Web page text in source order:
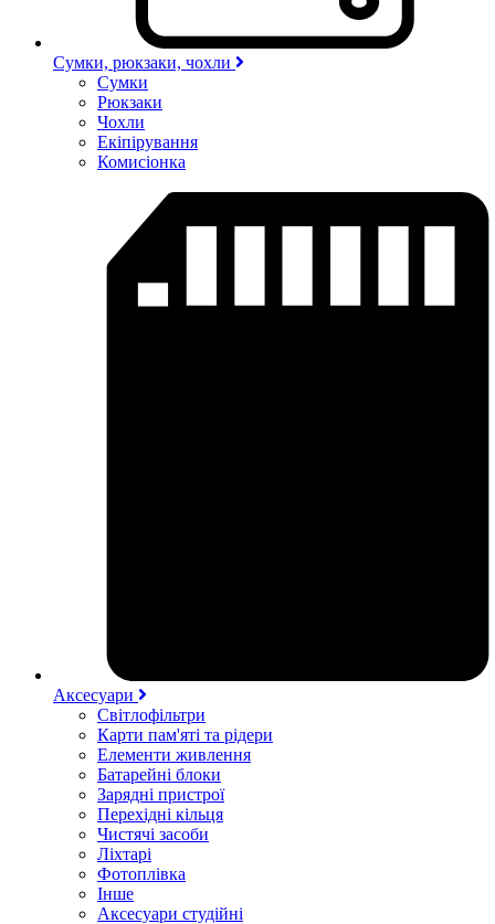
Сумки, рюкзаки, чохли
Сумки
Рюкзаки
Чохли
Екіпірування
Комисіонка
Аксесуари
Світлофільтри
Карти пам'яті та рідери
Елементи живлення
Батарейні блоки
Зарядні пристрої
Перехідні кільця
Чистячі засоби
Ліхтарі
Фотоплівка
Інше
Аксесуари студійні